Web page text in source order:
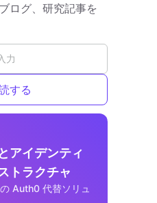
ログ、研究記事を
する
アイデンティ
トラクチャ
Auth0 代替ソリュ